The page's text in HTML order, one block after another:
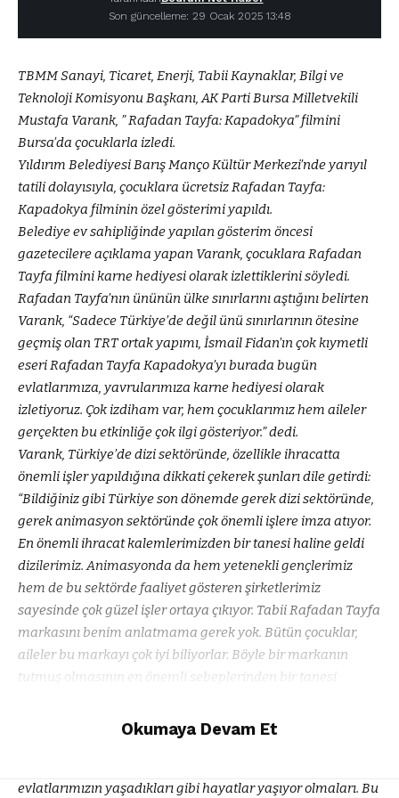
Son güncelleme: 29 Ocak 2025 13:48
TBMM Sanayi, Ticaret, Enerji, Tabii Kaynaklar, Bilgi ve
Teknoloji Komisyonu Başkanı, AK Parti Bursa Milletvekili
Mustafa Varank, ” Rafadan Tayfa: Kapadokya” filmini
Bursa’da çocuklarla izledi.
Yıldırım Belediyesi Barış Manço Kültür Merkezi’nde yarıyıl
tatili dolayısıyla, çocuklara ücretsiz Rafadan Tayfa:
Kapadokya filminin özel gösterimi yapıldı.
Belediye ev sahipliğinde yapılan gösterim öncesi
gazetecilere açıklama yapan Varank, çocuklara Rafadan
Tayfa filmini karne hediyesi olarak izlettiklerini söyledi.
Rafadan Tayfa’nın ününün ülke sınırlarını aştığını belirten
Varank, “Sadece Türkiye’de değil ünü sınırlarının ötesine
geçmiş olan TRT ortak yapımı, İsmail Fidan’ın çok kıymetli
eseri Rafadan Tayfa Kapadokya’yı burada bugün
evlatlarımıza, yavrularımıza karne hediyesi olarak
izletiyoruz. Çok izdiham var, hem çocuklarımız hem aileler
gerçekten bu etkinliğe çok ilgi gösteriyor.” dedi.
Varank, Türkiye’de dizi sektöründe, özellikle ihracatta
önemli işler yapıldığına dikkati çekerek şunları dile getirdi:
“Bildiğiniz gibi Türkiye son dönemde gerek dizi sektöründe,
gerek animasyon sektöründe çok önemli işlere imza atıyor.
En önemli ihracat kalemlerimizden bir tanesi haline geldi
dizilerimiz. Animasyonda da hem yetenekli gençlerimiz
hem de bu sektörde faaliyet gösteren şirketlerimiz
sayesinde çok güzel işler ortaya çıkıyor. Tabii Rafadan Tayfa
markasını benim anlatmama gerek yok. Bütün çocuklar,
aileler bu markayı çok iyi biliyorlar. Böyle bir markanın
tutmuş olmasının en önemli sebeplerinden bir tanesi
uyumlu bir şekilde senaryolar ortaya konmuş olması.
Buradaki animasyon karakterlerinin bizim
evlatlarımızın yaşadıkları gibi hayatlar yaşıyor olmaları. Bu
Okumaya Devam Et